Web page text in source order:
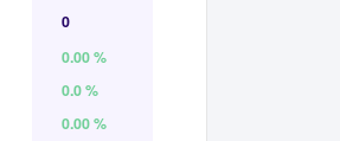
0
0.00 %
0.0 %
0.00 %